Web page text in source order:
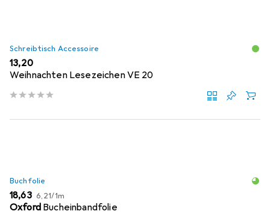
Schreibtisch Accessoire
EUR
13,20
Weihnachten Lesezeichen VE 20
Buchfolie
EUR
18,63 EUR
6,21/1m
Oxford Bucheinbandfolie